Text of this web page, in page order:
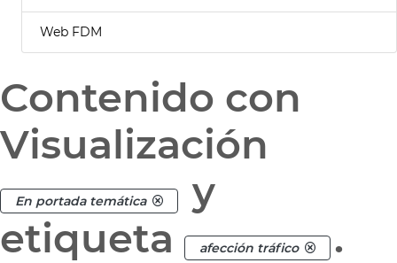
Web FDM
Contenido con
Visualización
En portada temática
y
etiqueta
afección tráfico .